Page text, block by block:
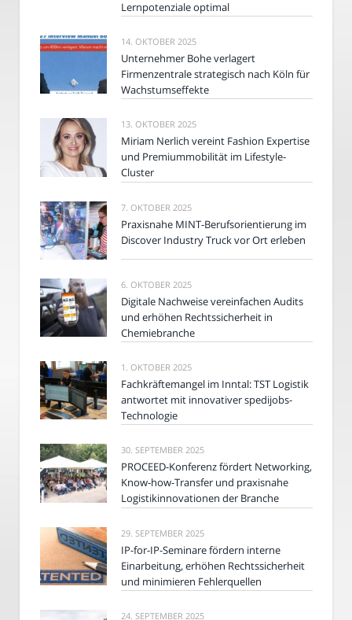
Lernpotenziale optimal
14. OKTOBER 2025
Unternehmer Bohe verlagert
Firmenzentrale strategisch nach Köln für
Wachstumseffekte
13. OKTOBER 2025
Miriam Nerlich vereint Fashion Expertise
und Premiummobilität im Lifestyle-
Cluster
7. OKTOBER 2025
Praxisnahe MINT-Berufsorientierung im
Discover Industry Truck vor Ort erleben
6. OKTOBER 2025
Digitale Nachweise vereinfachen Audits
und erhöhen Rechtssicherheit in
Chemiebranche
1. OKTOBER 2025
Fachkräftemangel im Inntal: TST Logistik
antwortet mit innovativer spedijobs-
Technologie
30. SEPTEMBER 2025
PROCEED-Konferenz fördert Networking,
Know-how-Transfer und praxisnahe
Logistikinnovationen der Branche
29. SEPTEMBER 2025
IP-for-IP-Seminare fördern interne
Einarbeitung, erhöhen Rechtssicherheit
und minimieren Fehlerquellen
24. SEPTEMBER 2025